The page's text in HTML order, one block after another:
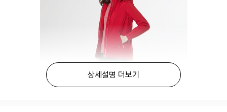
상세설명 더보기